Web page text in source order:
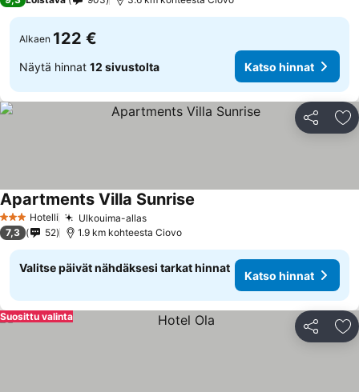
Alkaen 122 €
Näytä hinnat 12 sivustolta Katso hinnat
Jaa
3 Tähtiluokitus
Hotelli Ulkouima-allas
Apartments Villa Sunrise
7,3 52 1.9 km kohteesta Ciovo
Valitse päivät nähdäksesi tarkat hinnat
Katso hinnat
Jaa
Suosittu valinta